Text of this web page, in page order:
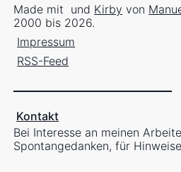
Made mit und Kirby von
2000 bis 2026.
Impressum
RSS-Feed
Kontakt
Bei Interesse an meinen
Spontangedanken, für